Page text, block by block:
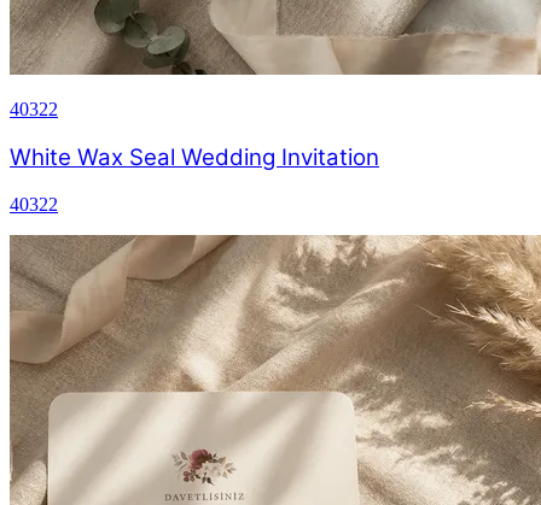
40322
White Wax Seal Wedding Invitation
40322